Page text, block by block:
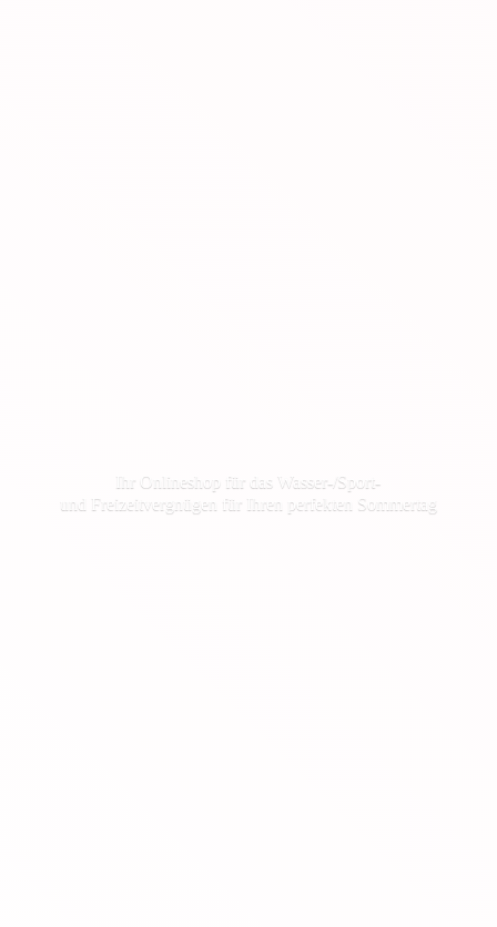
Ihr Onlineshop für das Wasser-/Sport-
und Freizeitvergnügen für Ihren perfekten Sommertag